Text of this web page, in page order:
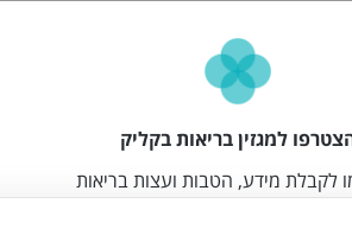
השרון?
האתר.
השרון?
למגזין בריאות בקליק
לקבלת מידע, הטבות ועצות בריאות